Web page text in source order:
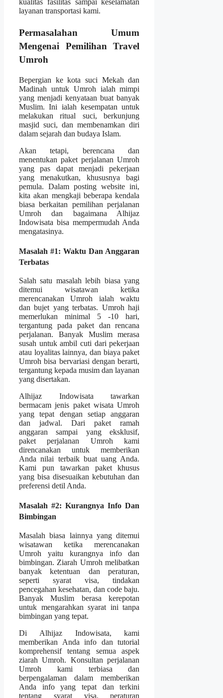
kualitas fasilitas sampai keselamatan
layanan transportasi kami.
Permasalahan Umum
Mengenai Pemilihan Travel
Umroh
Bepergian ke kota suci Mekah dan
Madinah untuk Umroh ialah mimpi
yang menjadi kenyataan buat banyak
Muslim. Ini ialah kesempatan untuk
melakukan ritual suci, berkunjung
masjid suci, dan membenamkan diri
dalam sejarah dan budaya Islam.
Akan tetapi, berencana dan
menentukan paket perjalanan Umroh
yang pas dapat menjadi pekerjaan
yang menakutkan, khususnya bagi
pemula. Dalam posting website ini,
kita akan mengkaji beberapa kendala
biasa berkaitan pemilihan perjalanan
Umroh dan bagaimana Alhijaz
Indowisata bisa mempermudah Anda
mengatasinya.
Masalah #1: Waktu Dan Anggaran
Terbatas
Salah satu masalah lebih biasa yang
ditemui wisatawan ketika
merencanakan Umroh ialah waktu
dan bujet yang terbatas. Umroh haji
memerlukan minimal 5 -10 hari,
tergantung pada paket dan rencana
perjalanan. Banyak Muslim merasa
susah untuk ambil cuti dari pekerjaan
atau loyalitas lainnya, dan biaya paket
Umroh bisa bervariasi dengan berarti,
tergantung kepada musim dan layanan
yang disertakan.
Alhijaz Indowisata tawarkan
bermacam jenis paket wisata Umroh
yang tepat dengan setiap anggaran
dan jadwal. Dari paket ramah
anggaran sampai yang eksklusif,
paket perjalanan Umroh kami
direncanakan untuk memberikan
Anda nilai terbaik buat uang Anda.
Kami pun tawarkan paket khusus
yang bisa disesuaikan kebutuhan dan
preferensi detil Anda.
Masalah #2: Kurangnya Info Dan
Bimbingan
Masalah biasa lainnya yang ditemui
wisatawan ketika merencanakan
Umroh yaitu kurangnya info dan
bimbingan. Ziarah Umroh melibatkan
banyak ketentuan dan peraturan,
seperti syarat visa, tindakan
pencegahan kesehatan, dan code baju.
Banyak Muslim berasa kerepotan
untuk mengarahkan syarat ini tanpa
bimbingan yang tepat.
Di Alhijaz Indowisata, kami
memberikan Anda info dan tutorial
komprehensif tentang semua aspek
ziarah Umroh. Konsultan perjalanan
Umroh kami terbiasa dan
berpengalaman dalam memberikan
Anda info yang tepat dan terkini
tentang syarat visa, peraturan